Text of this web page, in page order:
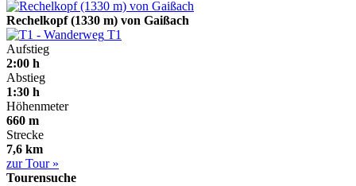
Rechelkopf (1330 m) von Gaißach
T1
Aufstieg
2:00 h
Abstieg
1:30 h
Höhenmeter
660 m
Strecke
7,6 km
zur Tour »
Tourensuche